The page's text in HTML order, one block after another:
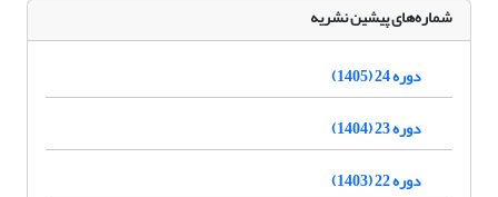
شماره‌های پیشین نشریه
دوره 24 (1405)
دوره 23 (1404)
دوره 22 (1403)